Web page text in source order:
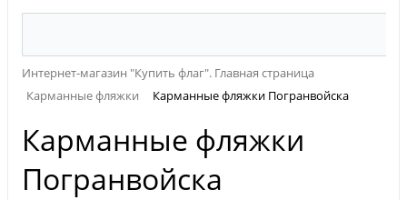
Интернет-магазин "Купить флаг". Главная страница
Карманные фляжки
Карманные фляжки Погранвойска
Карманные фляжки
Погранвойска